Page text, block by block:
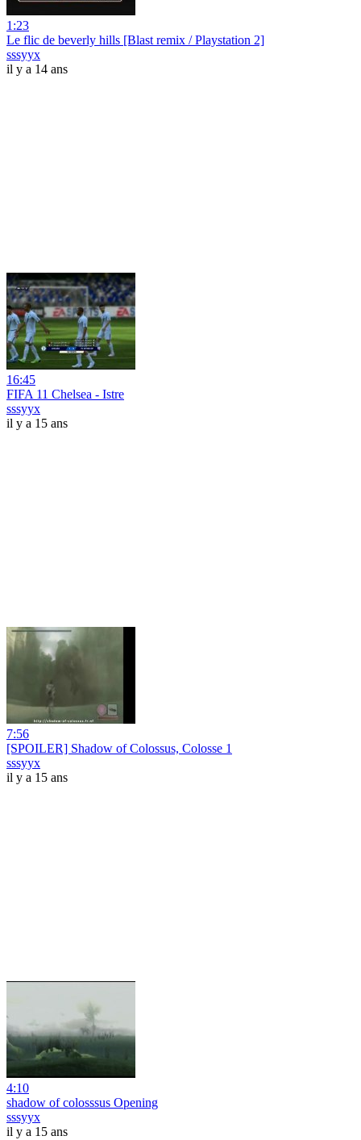
1:23
Le flic de beverly hills [Blast remix / Playstation 2]
sssyyx
il y a 14 ans
16:45
FIFA 11 Chelsea - Istre
sssyyx
il y a 15 ans
7:56
[SPOILER] Shadow of Colossus, Colosse 1
sssyyx
il y a 15 ans
4:10
shadow of colosssus Opening
sssyyx
il y a 15 ans